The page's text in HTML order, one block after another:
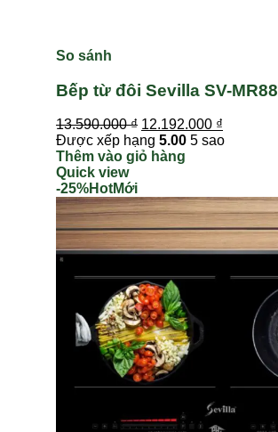
So sánh
Bếp từ đôi Sevilla SV-MR88
13.590.000₫ 12.192.000 ₫
Được xếp hạng 5.00 5 sao
Thêm vào giỏ hàng
Quick view
-25%HotMới